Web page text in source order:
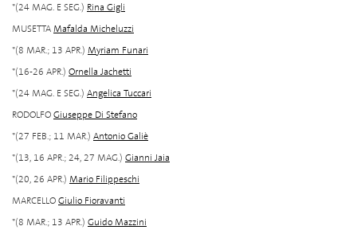
*(24 MAG. E SEG.) Rina Gigli
MUSETTAMafalda Micheluzzi
*(8 MAR.; 13 APR.) Myriam Funari
*(16-26 APR.) Ornella Jachetti
*(24 MAG. E SEG.) Angelica Tuccari
RODOLFOGiuseppe Di Stefano
*(27 FEB.; 11 MAR.) Antonio Galiè
*(13, 16 APR.; 24, 27 MAG.) Gianni Jaia
*(20, 26 APR.) Mario Filippeschi
MARCELLOGiulio Fioravanti
*(8 MAR.; 13 APR.) Guido Mazzini